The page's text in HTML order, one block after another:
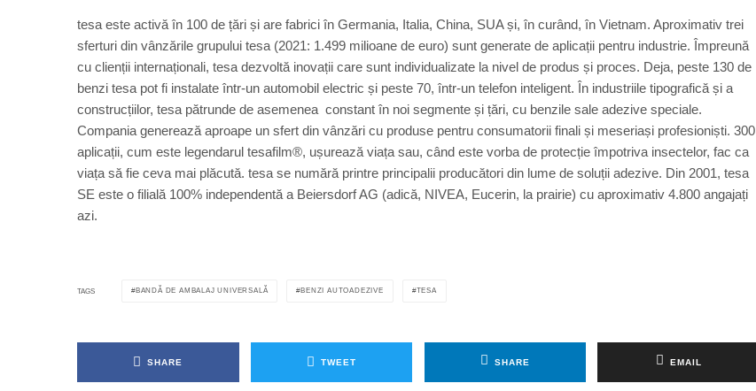
tesa este activă în 100 de țări și are fabrici în Germania, Italia, China, SUA și, în curând, în Vietnam. Aproximativ trei
sferturi din vânzările grupului tesa (2021: 1.499 milioane de euro) sunt generate de aplicații pentru industrie. Împreună
cu clienții internaționali, tesa dezvoltă inovații care sunt individualizate la nivel de produs și proces. Deja, peste 130 de
benzi tesa pot fi instalate într-un automobil electric și peste 70, într-un telefon inteligent. În industriile tipografică și a
construcțiilor, tesa pătrunde de asemenea constant în noi segmente și țări, cu benzile sale adezive speciale.
Compania generează aproape un sfert din vânzări cu produse pentru consumatorii finali și meseriași profesioniști. 300
aplicații, cum este legendarul tesafilm®, ușurează viața sau, când este vorba de protecție împotriva insectelor, fac ca
viața să fie ceva mai plăcută. tesa se numără printre principalii producători din lume de soluții adezive. Din 2001, tesa
SE este o filială 100% independentă a Beiersdorf AG (adică, NIVEA, Eucerin, la prairie) cu aproximativ 4.800 angajați
azi.
TAGS BANDĂ DE AMBALAJ UNIVERSALĂ BENZI AUTOADEZIVE TESA
SHARE TWEET SHARE EMAIL